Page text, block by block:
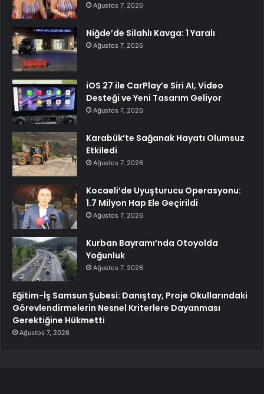
Ağustos 7, 2026
Niğde’de Silahlı Kavga: 1 Yaralı
Ağustos 7, 2026
iOS 27 ile CarPlay’e Siri AI, Video
Desteği ve Yeni Tasarım Geliyor
Ağustos 7, 2026
Karabük’te Sağanak Hayatı Olumsuz
Etkiledi
Ağustos 7, 2026
Kocaeli’de Uyuşturucu Operasyonu:
1.7 Milyon Hap Ele Geçirildi
Ağustos 7, 2026
Kurban Bayramı’nda Otoyolda
Yoğunluk
Ağustos 7, 2026
Eğitim-İş Samsun Şubesi: Danıştay, Proje Okullarındaki
Görevlendirmelerin Nesnel Kriterlere Dayanması
Gerektiğine Hükmetti
Ağustos 7, 2026